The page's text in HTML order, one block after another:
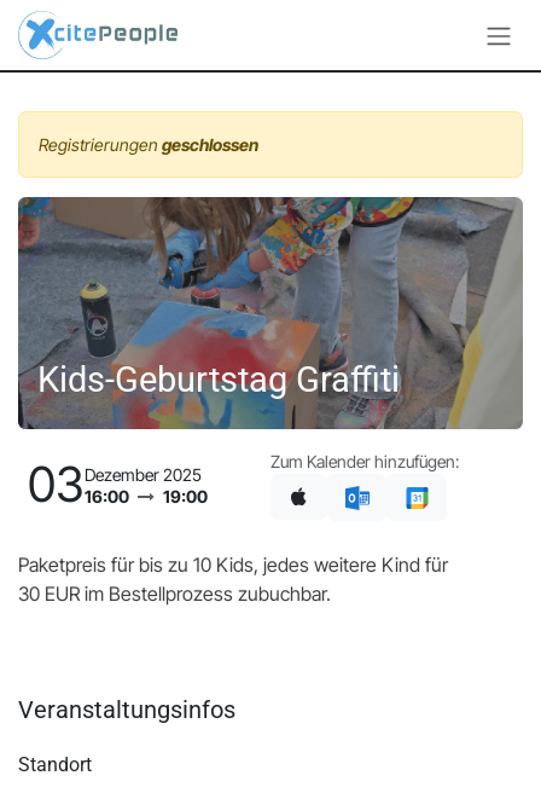
Zum Inhalt springen
Registrierungen geschlossen
Kids-Geburtstag Graffiti
03Dezember 2025
16:00
19:00
Zum Kalender hinzufügen:
Paketpreis für bis zu 10 Kids, jedes weitere Kind für
30 EUR im Bestellprozess zubuchbar.
Veranstaltungsinfos
Standort